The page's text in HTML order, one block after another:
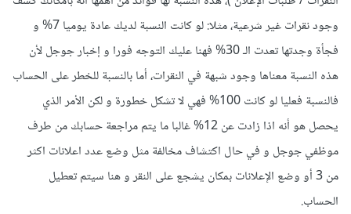
وجود نقرات غير شرعية، مثلا: لو كانت النسبة لديك عادة يوميا 7% و
فجأة وجدتها تعدت الـ 30% فهنا عليك التوجه فورا و إخبار جوجل لأن
هذه النسبة معناها وجود شبهة في النقرات، أما بالنسبة للخطر على الحساب
فالنسبة فعليا لو كانت 100% فهي لا تشكل خطورة و لكن الأمر الذي
يحصل هو أنه اذا زادت عن 12% غالبا ما يتم مراجعة حسابك من طرف
موظفي جوجل و في حال اكتشاف مخالفة مثل وضع عدد اعلانات اكثر
من 3 أو وضع الإعلانات بمكان يشجع على النقر و هنا سيتم تعطيل
الحساب.